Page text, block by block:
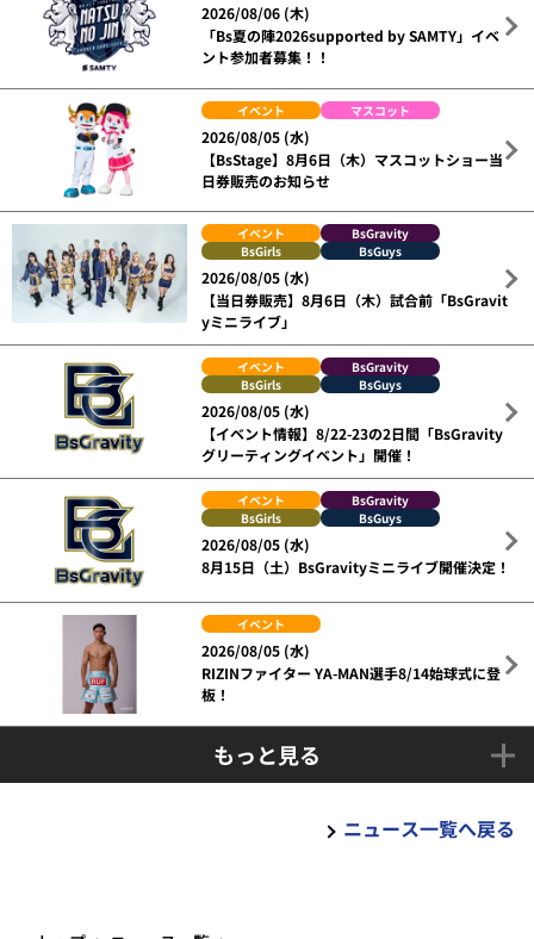
2026/08/06 (木)
「Bs夏の陣2026supported by SAMTY」イベ
ント参加者募集！！
イベント マスコット
2026/08/05 (水)
【BsStage】8月6日（木）マスコットショー当
日券販売のお知らせ
イベント
BsGravity
BsGirls
BsGuys
2026/08/05 (水)
【当日券販売】8月6日（木）試合前「BsGravit
yミニライブ」
イベント
BsGravity
BsGirls
BsGuys
2026/08/05 (水)
【イベント情報】8/22-23の2日間「BsGravity
グリーティングイベント」開催！
イベント
BsGravity
BsGirls
BsGuys
2026/08/05 (水)
8月15日（土）BsGravityミニライブ開催決定！
イベント
2026/08/05 (水)
RIZINファイター YA-MAN選手8/14始球式に登
板！
もっと見る
ニュース一覧へ戻る